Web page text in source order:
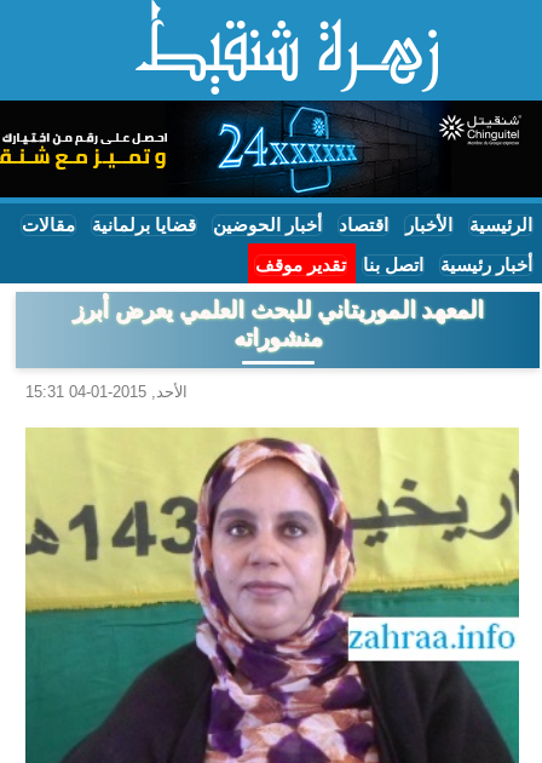
الرئيسية الأخبار اقتصاد أخبار الحوضين قضايا برلمانية مقالات
أخبار رئيسية اتصل بنا تقدير موقف
المعهد الموريتاني للبحث العلمي يعرض أبرز
منشوراته
الأحد, 2015-01-04 15:31